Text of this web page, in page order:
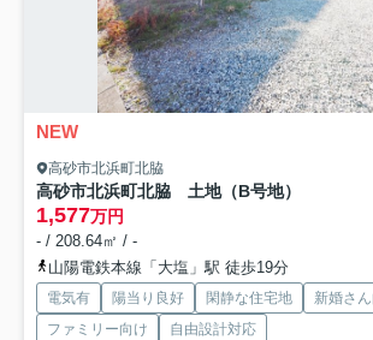
NEW
高砂市北浜町北脇
高砂市北浜町北脇 土地（B号地）
1,577万円
- / 208.64㎡ / -
山陽電鉄本線「大塩」駅 徒歩19分
電気有 陽当り良好 閑静な住宅地
新婚さ
ファミリー向け
自由設計対応